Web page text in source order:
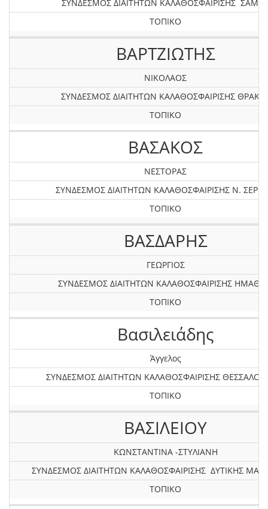
ΣΥΝΔΕΣΜΟΣ ΔΙΑΙΤΗΤΩΝ ΚΑΛΑΘΟΣΦΑΙΡΙΣΗΣ
ΤΟΠΙΚΟ
ΒΑΡΤΖΙΩΤΗΣ
ΝΙΚΟΛΑΟΣ
ΣΥΝΔΕΣΜΟΣ ΔΙΑΙΤΗΤΩΝ ΚΑΛΑΘΟΣΦΑΙΡΙΣΗΣ
ΤΟΠΙΚΟ
ΒΑΣΑΚΟΣ
ΝΕΣΤΟΡΑΣ
ΣΥΝΔΕΣΜΟΣ ΔΙΑΙΤΗΤΩΝ ΚΑΛΑΘΟΣΦΑΙΡΙΣΗΣ Ν.
ΤΟΠΙΚΟ
ΒΑΣΔΑΡΗΣ
ΓΕΩΡΓΙΟΣ
ΣΥΝΔΕΣΜΟΣ ΔΙΑΙΤΗΤΩΝ ΚΑΛΑΘΟΣΦΑΙΡΙΣΗΣ
ΤΟΠΙΚΟ
Βασιλειάδης
Άγγελος
ΣΥΝΔΕΣΜΟΣ ΔΙΑΙΤΗΤΩΝ ΚΑΛΑΘΟΣΦΑΙΡΙΣΗΣ
ΤΟΠΙΚΟ
ΒΑΣΙΛΕΙΟΥ
ΚΩΝΣΤΑΝΤΙΝΑ -ΣΤΥΛΙΑΝΗ
ΣΥΝΔΕΣΜΟΣ ΔΙΑΙΤΗΤΩΝ ΚΑΛΑΘΟΣΦΑΙΡΙΣΗΣ ΔΥΤΙΚΗΣ
ΤΟΠΙΚΟ